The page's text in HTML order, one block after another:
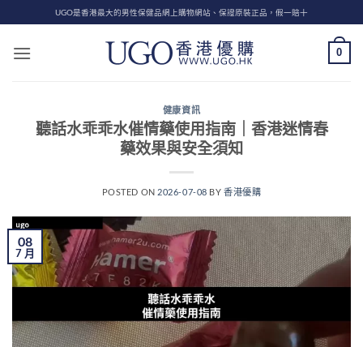
to
content
UGO是香港最大的男性保健品網上購物網站、保證原裝正品，假一賠十
0
健康資訊
聽話水乖乖水催情藥使用指南｜香港迷情春
藥效果與安全須知
POSTED ON 2026-07-08 BY香港優購
08
7 月